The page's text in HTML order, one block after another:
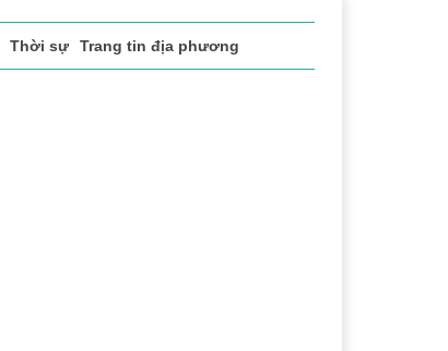
Thời sự Trang tin địa phương